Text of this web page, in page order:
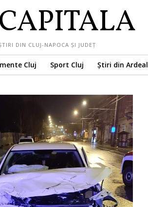
DIN CLUJ-NAPOCA ȘI JUDEȚ
Cluj Sport Cluj Știri din Ardeal